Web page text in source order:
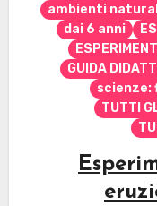
ambienti
dai 6 anni
GUIDA
scienze:
TUTTI